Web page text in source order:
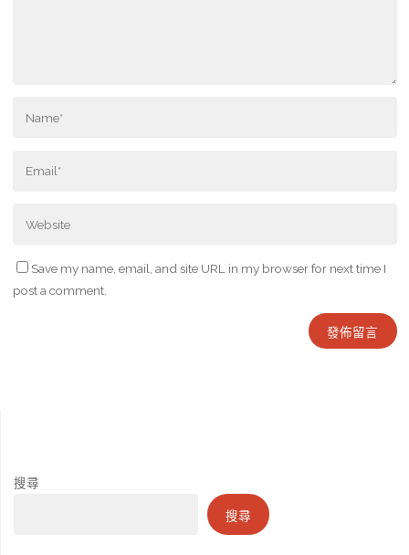
Save my name, email, and site URL in my browser for next time I
post a comment.
搜尋
搜尋